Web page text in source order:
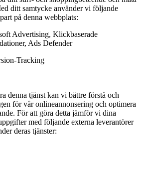
ditt samtycke använder vi följande
på denna webbplats:
Advertising, Klickbaserade
Ads Defender
Tracking
denna tjänst kan vi bättre förstå och
för vår onlineannonsering och optimera
För att göra detta jämför vi dina
med följande externa leverantörer
deras tjänster: